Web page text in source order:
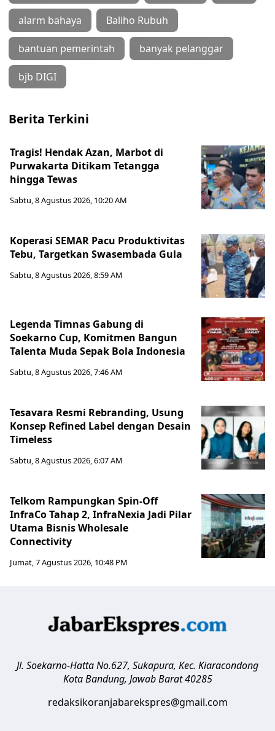
alarm bahaya Baliho Rubuh
bantuan pemerintah banyak pelanggar
bjb DIGI
Berita Terkini
Tragis! Hendak Azan, Marbot di
Purwakarta Ditikam Tetangga
hingga Tewas
Sabtu, 8 Agustus 2026, 10:20 AM
Koperasi SEMAR Pacu Produktivitas
Tebu, Targetkan Swasembada Gula
Sabtu, 8 Agustus 2026, 8:59 AM
Legenda Timnas Gabung di
Soekarno Cup, Komitmen Bangun
Talenta Muda Sepak Bola Indonesia
Sabtu, 8 Agustus 2026, 7:46 AM
Tesavara Resmi Rebranding, Usung
Konsep Refined Label dengan Desain
Timeless
Sabtu, 8 Agustus 2026, 6:07 AM
Telkom Rampungkan Spin-Off
InfraCo Tahap 2, InfraNexia Jadi Pilar
Utama Bisnis Wholesale
Connectivity
Jumat, 7 Agustus 2026, 10:48 PM
Jl. Soekarno-Hatta No.627, Sukapura, Kec. Kiaracondong
Kota Bandung, Jawab Barat 40285
redaksikoranjabarekspres@gmail.com